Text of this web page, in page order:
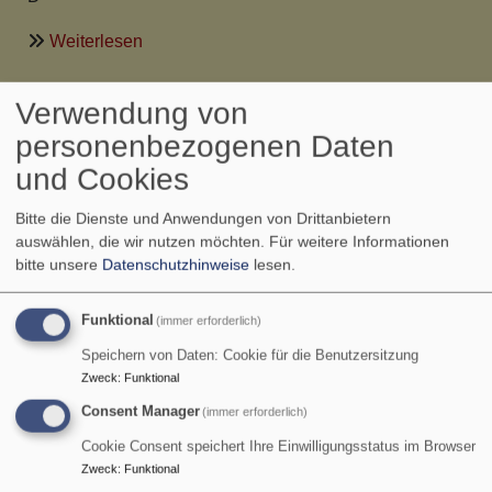
Weiterlesen
für
Rödelsee
und
steht
fest
Silvia Knoll neue Pfarrerin
in Rödelsee
Weiterlesen über
Silvia
Knoll
neue
in
26. Juli Abschied von
Pfarrer Jan-Hanstein und
seiner Familie
Weiterlesenüber
26.
Verwendung von
personenbezogenen Daten
und Cookies
Bitte die Dienste und Anwendungen von Drittanbietern
auswählen, die wir nutzen möchten. Für weitere Informationen
bitte unsere Datenschutzhinweise lesen.
Funktional (immer erforderlich)
Speichern von Daten: Cookie für die Benutzersitzung
Zweck: Funktional
Consent Manager(immer erforderlich)
Cookie Consent speichert Ihre Einwilligungsstatus im Browser
Zweck: Funktional